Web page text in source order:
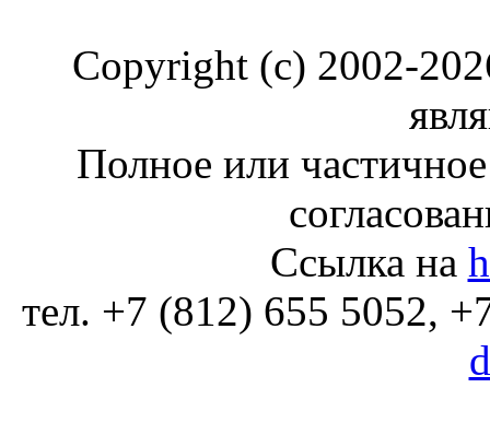
Copyright (c) 2002-
Полное или
Ссылка на
тел. +7 (812) 655 5052,